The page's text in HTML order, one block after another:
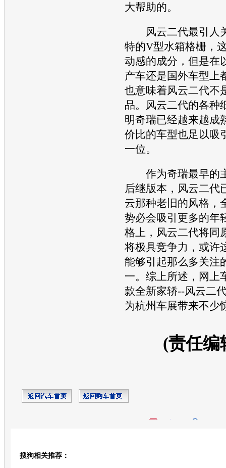
大帮助的。
风云二代最引人
特的V型水箱格栅，
动感的成分，但是在
产车还是国外车型
也意味着风云二代不
品。
风云二代的各种
明奇瑞已经越来越成
价比的车型也足以吸
一位。
作为奇瑞最早的
后继版本， 风云二代
云那种老旧的风格，
势必会吸引更多的年
格上， 风云二代将同
将极具竞争力，或许
能够引起那么多关注
一。综上所述，网上
款全新家轿--风云二
为杭州车展带来不少
(责任编
搜狗相关推荐：